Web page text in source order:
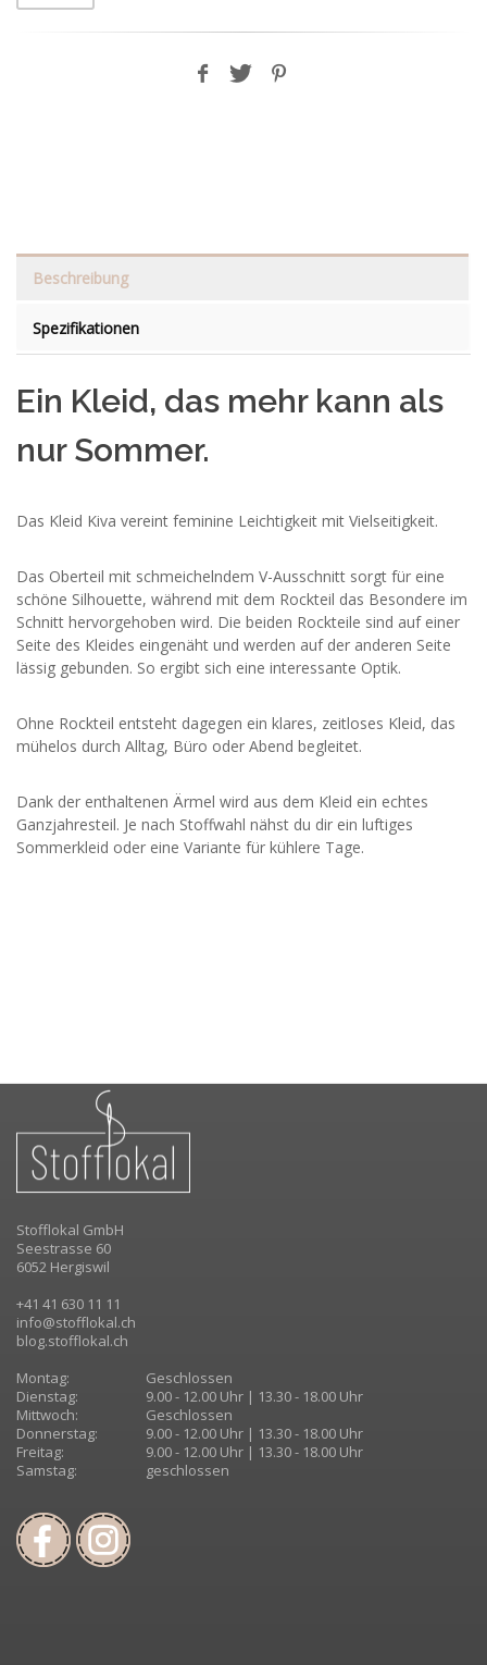
Beschreibung
Spezifikationen
Ein Kleid, das mehr kann als
nur Sommer.
Das Kleid Kiva vereint feminine Leichtigkeit mit Vielseitigkeit.
Das Oberteil mit schmeichelndem V-Ausschnitt sorgt für eine
schöne Silhouette, während mit dem Rockteil das Besondere im
Schnitt hervorgehoben wird. Die beiden Rockteile sind auf einer
Seite des Kleides eingenäht und werden auf der anderen Seite
lässig gebunden. So ergibt sich eine interessante Optik.
Ohne Rockteil entsteht dagegen ein klares, zeitloses Kleid, das
mühelos durch Alltag, Büro oder Abend begleitet.
Dank der enthaltenen Ärmel wird aus dem Kleid ein echtes
Ganzjahresteil. Je nach Stoffwahl nähst du dir ein luftiges
Sommerkleid oder eine Variante für kühlere Tage.
Stofflokal GmbH
Seestrasse 60
6052 Hergiswil
+41 41 630 11 11
info@stofflokal.ch
blog.stofflokal.ch
Montag:
Geschlossen
Dienstag:
9.00 - 12.00 Uhr | 13.30 - 18.00 Uhr
Mittwoch:
Geschlossen
Donnerstag:
9.00 - 12.00 Uhr | 13.30 - 18.00 Uhr
Freitag:
9.00 - 12.00 Uhr | 13.30 - 18.00 Uhr
Samstag:
geschlossen